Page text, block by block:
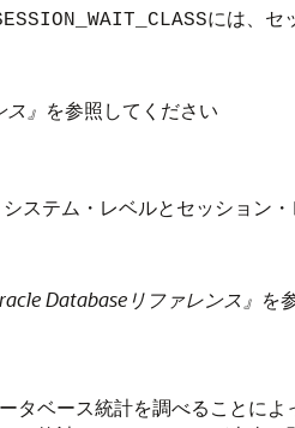
には、セ
』 を参照してください
ステム・レベルとセッション
Databaseリファレンス』 を
タベース統計を調べることに